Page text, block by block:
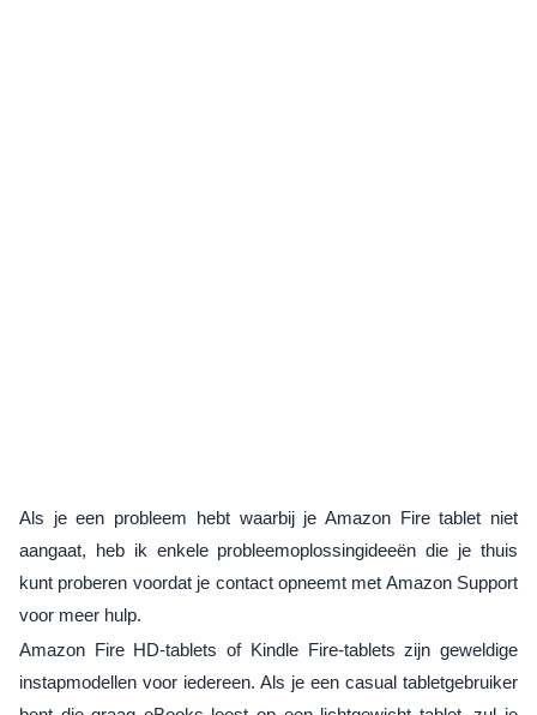
Als je een probleem hebt waarbij je Amazon Fire tablet niet
aangaat, heb ik enkele probleemoplossingideeën die je thuis
kunt proberen voordat je contact opneemt met Amazon Support
voor meer hulp.
Amazon Fire HD-tablets of Kindle Fire-tablets zijn geweldige
instapmodellen voor iedereen. Als je een casual tabletgebruiker